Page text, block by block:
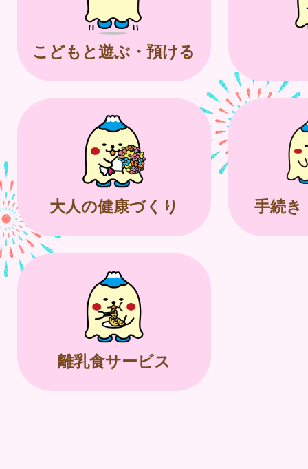
こどもと遊ぶ・預ける
大人の健康づくり 手続き
離乳食サービス